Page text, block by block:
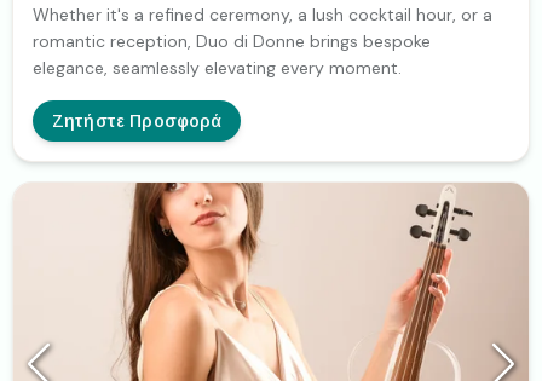
Whether it's a refined ceremony, a lush cocktail hour, or a
romantic reception, Duo di Donne brings bespoke
elegance, seamlessly elevating every moment.
Ζητήστε Προσφορά